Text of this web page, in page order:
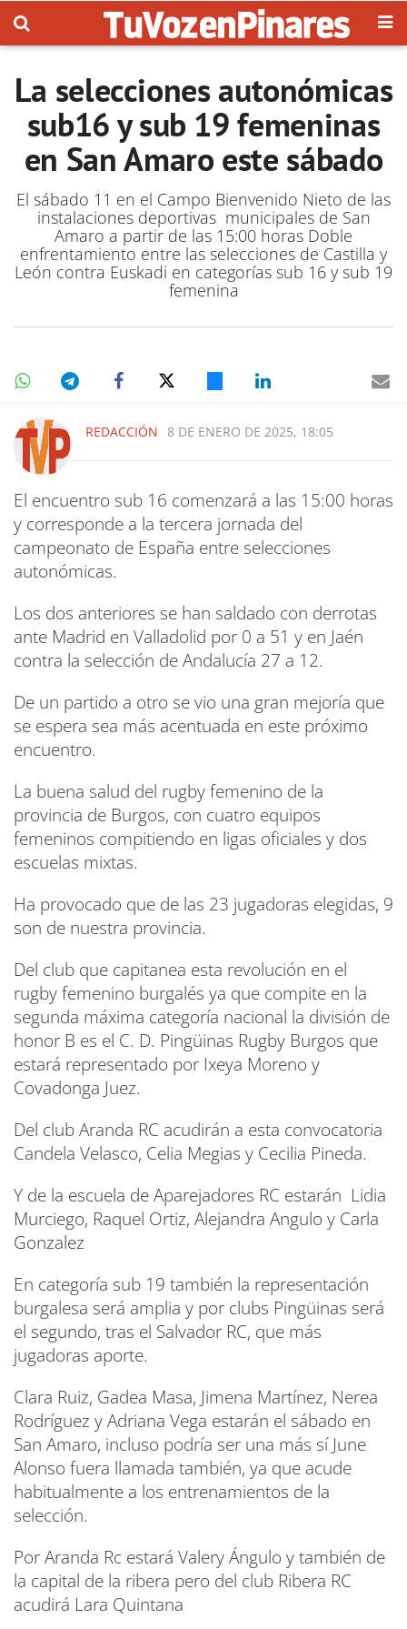
La selecciones autonómicas
sub16 y sub 19 femeninas
en San Amaro este sábado
El sábado 11 en el Campo Bienvenido Nieto de las
instalaciones deportivas municipales de San
Amaro a partir de las 15:00 horas Doble
enfrentamiento entre las selecciones de Castilla y
León contra Euskadi en categorías sub 16 y sub 19
femenina
REDACCIÓN 8 DE ENERO DE 2025, 18:05
El encuentro sub 16 comenzará a las 15:00 horas
y corresponde a la tercera jornada del
campeonato de España entre selecciones
autonómicas.
Los dos anteriores se han saldado con derrotas
ante Madrid en Valladolid por 0 a 51 y en Jaén
contra la selección de Andalucía 27 a 12.
De un partido a otro se vio una gran mejoría que
se espera sea más acentuada en este próximo
encuentro.
La buena salud del rugby femenino de la
provincia de Burgos, con cuatro equipos
femeninos compitiendo en ligas oficiales y dos
escuelas mixtas.
Ha provocado que de las 23 jugadoras elegidas, 9
son de nuestra provincia.
Del club que capitanea esta revolución en el
rugby femenino burgalés ya que compite en la
segunda máxima categoría nacional la división de
honor B es el C. D. Pingüinas Rugby Burgos que
estará representado por Ixeya Moreno y
Covadonga Juez.
Del club Aranda RC acudirán a esta convocatoria
Candela Velasco, Celia Megias y Cecilia Pineda.
Y de la escuela de Aparejadores RC estarán Lidia
Murciego, Raquel Ortiz, Alejandra Angulo y Carla
Gonzalez
En categoría sub 19 también la representación
burgalesa será amplia y por clubs Pingüinas será
el segundo, tras el Salvador RC, que más
jugadoras aporte.
Clara Ruiz, Gadea Masa, Jimena Martínez, Nerea
Rodríguez y Adriana Vega estarán el sábado en
San Amaro, incluso podría ser una más sí June
Alonso fuera llamada también, ya que acude
habitualmente a los entrenamientos de la
selección.
Por Aranda Rc estará Valery Ángulo y también de
la capital de la ribera pero del club Ribera RC
acudirá Lara Quintana